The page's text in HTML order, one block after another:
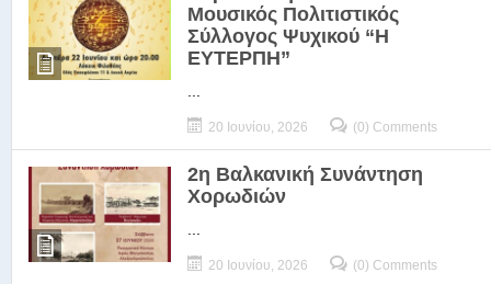
Μουσικός Πολιτιστικός
Σύλλογος Ψυχικού “Η
ΕΥΤΕΡΠΗ”
20 Ιουνίου, 2026 (0) Comments
2η Βαλκανική Συνάντηση
Χορωδιών
20 Ιουνίου, 2026 (0) Comments